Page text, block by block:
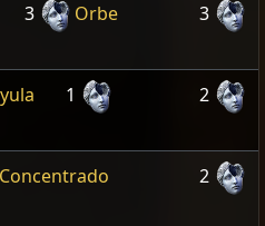
3
Orbe
3
1
2
2